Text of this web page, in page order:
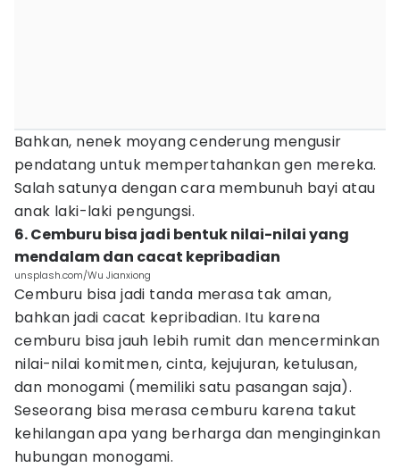
Bahkan, nenek moyang cenderung mengusir
pendatang untuk mempertahankan gen mereka.
Salah satunya dengan cara membunuh bayi atau
anak laki-laki pengungsi.
6. Cemburu bisa jadi bentuk nilai-nilai yang
mendalam dan cacat kepribadian
unsplash.com/Wu Jianxiong
Cemburu bisa jadi tanda merasa tak aman,
bahkan jadi cacat kepribadian. Itu karena
cemburu bisa jauh lebih rumit dan mencerminkan
nilai-nilai komitmen, cinta, kejujuran, ketulusan,
dan monogami (memiliki satu pasangan saja).
Seseorang bisa merasa cemburu karena takut
kehilangan apa yang berharga dan menginginkan
hubungan monogami.